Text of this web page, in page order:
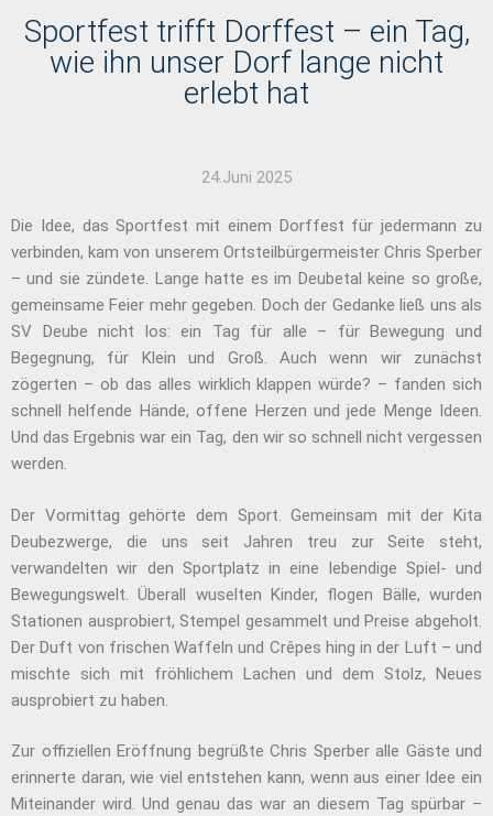
Sportfest trifft Dorffest – ein Tag,
wie ihn unser Dorf lange nicht
erlebt hat
24.Juni 2025
Die Idee, das Sportfest mit einem Dorffest für jedermann zu
verbinden, kam von unserem Ortsteilbürgermeister Chris Sperber
– und sie zündete. Lange hatte es im Deubetal keine so große,
gemeinsame Feier mehr gegeben. Doch der Gedanke ließ uns als
SV Deube nicht los: ein Tag für alle – für Bewegung und
Begegnung, für Klein und Groß. Auch wenn wir zunächst
zögerten – ob das alles wirklich klappen würde? – fanden sich
schnell helfende Hände, offene Herzen und jede Menge Ideen.
Und das Ergebnis war ein Tag, den wir so schnell nicht vergessen
werden.
Der Vormittag gehörte dem Sport. Gemeinsam mit der Kita
Deubezwerge, die uns seit Jahren treu zur Seite steht,
verwandelten wir den Sportplatz in eine lebendige Spiel- und
Bewegungswelt. Überall wuselten Kinder, flogen Bälle, wurden
Stationen ausprobiert, Stempel gesammelt und Preise abgeholt.
Der Duft von frischen Waffeln und Crêpes hing in der Luft – und
mischte sich mit fröhlichem Lachen und dem Stolz, Neues
ausprobiert zu haben.
Zur offiziellen Eröffnung begrüßte Chris Sperber alle Gäste und
erinnerte daran, wie viel entstehen kann, wenn aus einer Idee ein
Miteinander wird. Und genau das war an diesem Tag spürbar –